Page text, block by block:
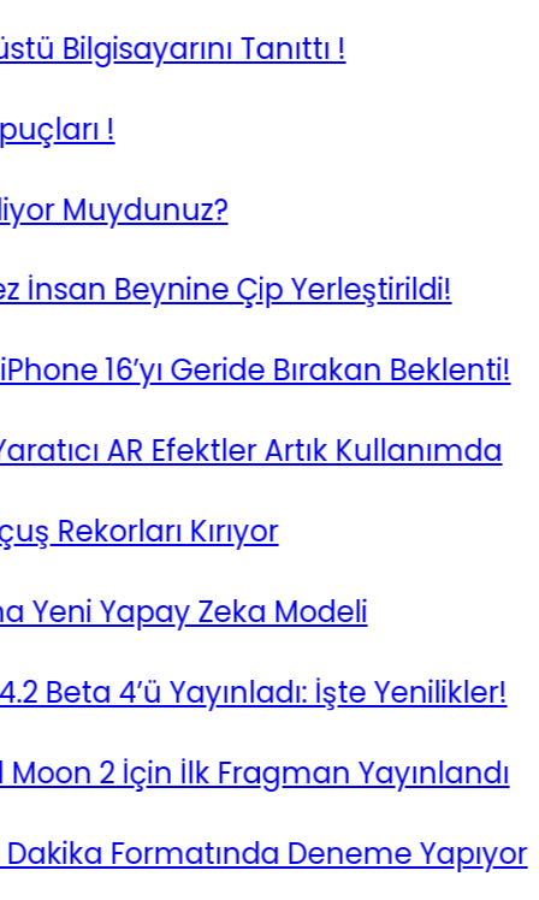
Tanıttı !
!
Beynine Çip Yerleştirildi!
16’yı Geride Bırakan Beklenti!
AR Efektler Artık Kullanımda
Kırıyor
Yapay Zeka Modeli
4’ü Yayınladı: İşte Yenilikler!
2 İçin İlk Fragman Yayınlandı
Formatında Deneme Yapıyor